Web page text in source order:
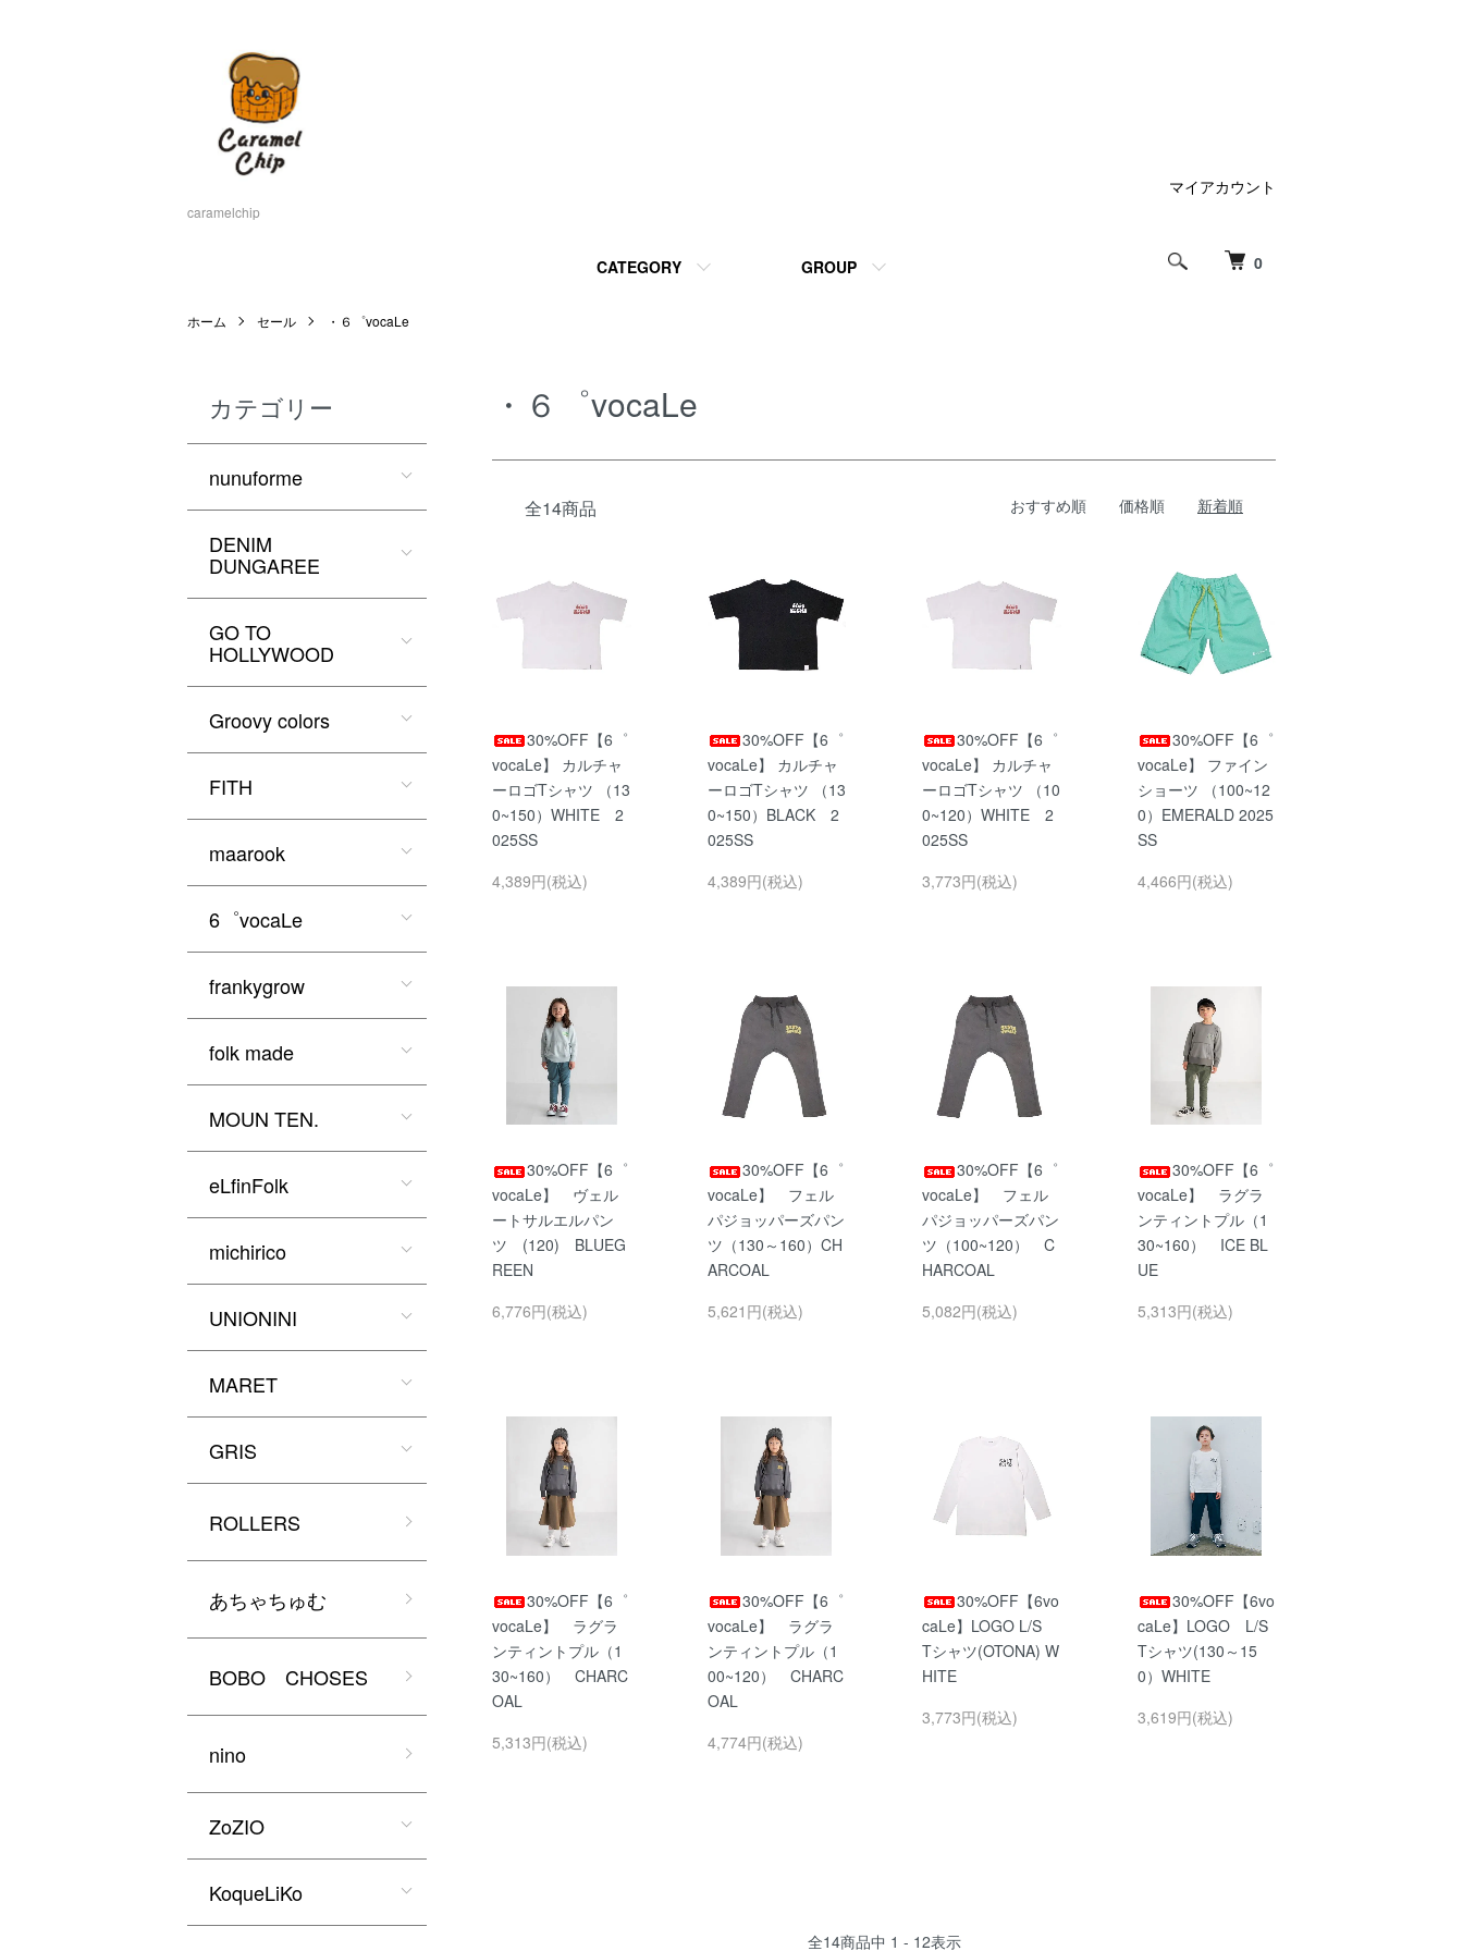
caramelchip
0
CATEGORY GROUP
マイアカウント
ホーム セール ・６゜vocaLe
・６゜vocaLe
全14商品 おすすめ順 価格順 新着順
30%OFF【6゜
vocaLe】 カルチャ
ーロゴTシャツ （13
0~150）WHITE 2
025SS
4,389円(税込)
30%OFF【6゜
vocaLe】 カルチャ
ーロゴTシャツ （13
0~150）BLACK 2
025SS
4,389円(税込)
30%OFF【6゜
vocaLe】 カルチャ
ーロゴTシャツ （10
0~120）WHITE 2
025SS
3,773円(税込)
30%OFF【6゜
vocaLe】 ファイン
ショーツ （100~12
0）EMERALD 2025
SS
4,466円(税込)
30%OFF【6゜
vocaLe】 ヴェル
ートサルエルパン
ツ (120) BLUEG
REEN
6,776円(税込)
30%OFF【6゜
vocaLe】 フェル
パジョッパーズパン
ツ（130～160）CH
ARCOAL
5,621円(税込)
30%OFF【6゜
vocaLe】 フェル
パジョッパーズパン
ツ（100~120） C
HARCOAL
5,082円(税込)
30%OFF【6゜
vocaLe】 ラグラ
ンティントプル（1
30~160） ICE BL
UE
5,313円(税込)
30%OFF【6゜
vocaLe】 ラグラ
ンティントプル（1
30~160） CHARC
OAL
5,313円(税込)
30%OFF【6゜
vocaLe】 ラグラ
ンティントプル（1
00~120） CHARC
OAL
4,774円(税込)
30%OFF【6vo
caLe】LOGO L/S
Tシャツ(OTONA) W
HITE
3,773円(税込)
30%OFF【6vo
caLe】LOGO L/S
Tシャツ(130～15
0）WHITE
3,619円(税込)
全14商品中 1 - 12表示
カテゴリー
nunuforme
DENIM
DUNGAREE
GO TO
HOLLYWOOD
Groovy colors
FITH
maarook
6゜vocaLe
frankygrow
folk made
MOUN TEN.
eLfinFolk
michirico
UNIONINI
MARET
GRIS
ROLLERS
あちゃちゅむ
BOBO CHOSES
nino
ZoZIO
KoqueLiKo